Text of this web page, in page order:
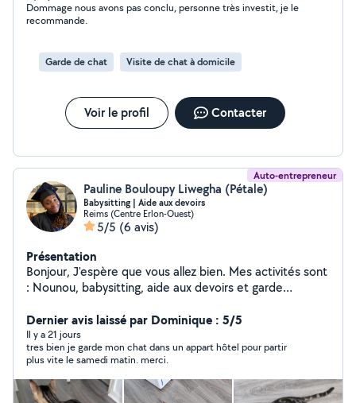
aider
Dommage nous avons pas conclu, personne très investit, je le
recommande.
Garde de chat Visite de chat à domicile
Voir le profil Contacter
Auto-entrepreneur
Pauline Bouloupy Liwegha (Pétale)
Babysitting | Aide aux devoirs
Reims (Centre Erlon-Ouest)
5/5 (6 avis)
Présentation
Bonjour, J'espère que vous allez bien. Mes activités sont
: Nounou, babysitting, aide aux devoirs et garde
Dernier avis laissé par Dominique : 5/5
Il y a 21 jours
tres bien je garde mon chat dans un appart hôtel pour partir
plus vite le samedi matin. merci.